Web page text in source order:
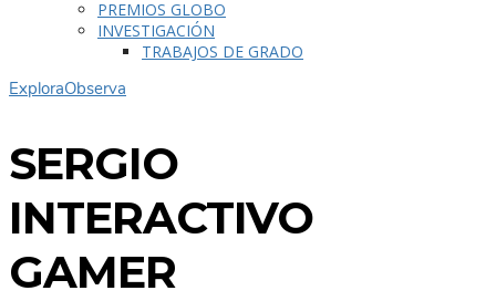
PREMIOS GLOBO
INVESTIGACIÓN
TRABAJOS DE GRADO
ExploraObserva
SERGIO
INTERACTIVO
GAMER